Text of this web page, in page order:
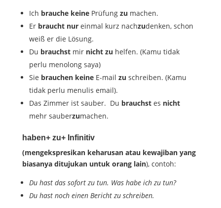
Ich brauche keinePrüfung zu machen.
Er braucht nur einmal kurz nachzudenken, schon
weiß er die Lösung.
Du brauchstmir nicht zu helfen. (Kamu tidak
perlu menolong saya)
Sie brauchen keineE-mail zu schreiben. (Kamu
tidak perlu menulis email).
Das Zimmer ist sauber. Du brauchstes nicht
mehr sauberzumachen.
haben+ zu+ Infinitiv
(mengekspresikan keharusan atau kewajiban yang
biasanya ditujukan untuk orang lain), contoh:
Du hast das sofort zu tun. Was habe ich zu tun?
Du hast noch einen Bericht zu schreiben.